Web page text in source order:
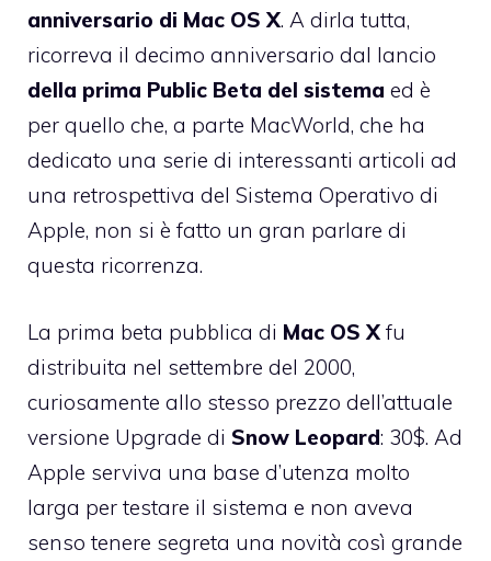
anniversario di Mac OS X. A dirla tutta,
ricorreva il decimo anniversario dal lancio
della prima Public Beta del sistema ed è
per quello che, a parte MacWorld, che ha
dedicato una serie di interessanti articoli ad
una retrospettiva del Sistema Operativo di
Apple, non si è fatto un gran parlare di
questa ricorrenza.
La prima beta pubblica di Mac OS X fu
distribuita nel settembre del 2000,
curiosamente allo stesso prezzo dell’attuale
versione Upgrade di Snow Leopard: 30$. Ad
Apple serviva una base d’utenza molto
larga per testare il sistema e non aveva
senso tenere segreta una novità così grande